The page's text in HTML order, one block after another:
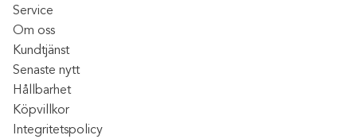
Service
Om oss
Kundtjänst
Senaste nytt
Hållbarhet
Köpvillkor
Integritetspolicy